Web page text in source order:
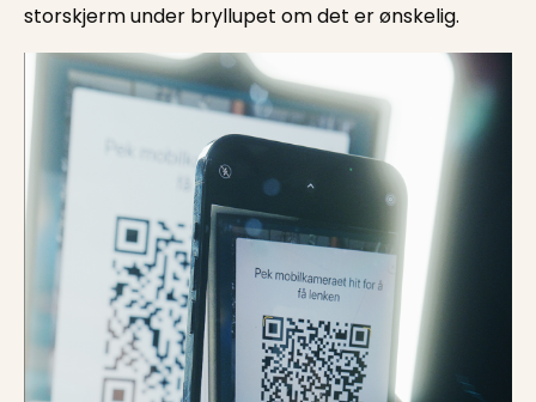
storskjerm under bryllupet om det er ønskelig.